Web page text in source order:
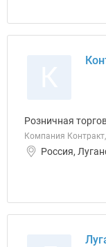
Розничная
Компания
Россия,